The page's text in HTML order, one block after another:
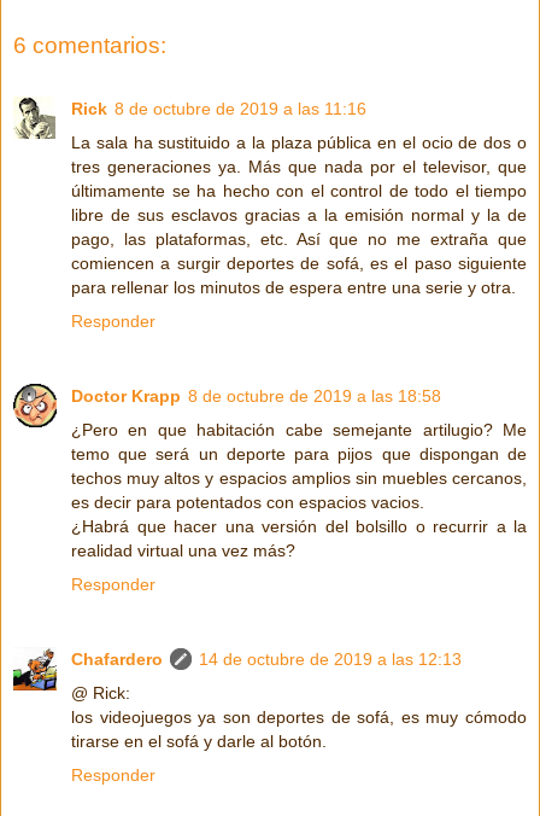
6 comentarios:
Rick 8 de octubre de 2019 a las 11:16
La sala ha sustituido a la plaza pública en el ocio de dos o
tres generaciones ya. Más que nada por el televisor, que
últimamente se ha hecho con el control de todo el tiempo
libre de sus esclavos gracias a la emisión normal y la de
pago, las plataformas, etc. Así que no me extraña que
comiencen a surgir deportes de sofá, es el paso siguiente
para rellenar los minutos de espera entre una serie y otra.
Responder
Doctor Krapp 8 de octubre de 2019 a las 18:58
¿Pero en que habitación cabe semejante artilugio? Me
temo que será un deporte para pijos que dispongan de
techos muy altos y espacios amplios sin muebles cercanos,
es decir para potentados con espacios vacios.
¿Habrá que hacer una versión del bolsillo o recurrir a la
realidad virtual una vez más?
Responder
Chafardero
14 de octubre de 2019 a las 12:13
@ Rick:
los videojuegos ya son deportes de sofá, es muy cómodo
tirarse en el sofá y darle al botón.
Responder